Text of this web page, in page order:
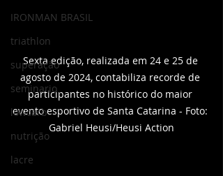
IRONMAN BRASIL
triathlon
superação
seminario
lowcarb
nutrição
lacre
Sexta edição, realizada em 24 e 25 de
agosto de 2024, contabiliza recorde de
participantes no histórico do maior
evento esportivo de Santa Catarina - Foto:
Gabriel Heusi/Heusi Action